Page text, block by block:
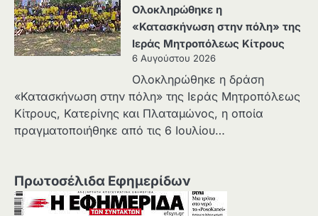
Ολοκληρώθηκε η
«Κατασκήνωση στην πόλη» της
Ιεράς Μητροπόλεως Κίτρους
6 Αυγούστου 2026
Ολοκληρώθηκε η δράση
«Κατασκήνωση στην πόλη» της Ιεράς Μητροπόλεως
Κίτρους, Κατερίνης και Πλαταμώνος, η οποία
πραγματοποιήθηκε από τις 6 Ιουλίου…
Πρωτοσέλιδα Εφημερίδων